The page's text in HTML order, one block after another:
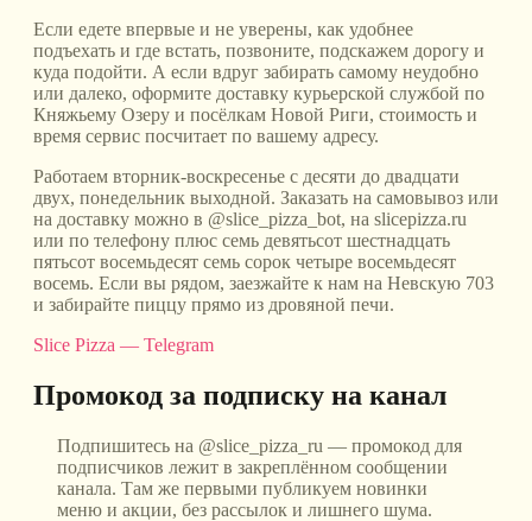
Если едете впервые и не уверены, как удобнее
подъехать и где встать, позвоните, подскажем дорогу и
куда подойти. А если вдруг забирать самому неудобно
или далеко, оформите доставку курьерской службой по
Княжьему Озеру и посёлкам Новой Риги, стоимость и
время сервис посчитает по вашему адресу.
Работаем вторник-воскресенье с десяти до двадцати
двух, понедельник выходной. Заказать на самовывоз или
на доставку можно в @slice_pizza_bot, на slicepizza.ru
или по телефону плюс семь девятьсот шестнадцать
пятьсот восемьдесят семь сорок четыре восемьдесят
восемь. Если вы рядом, заезжайте к нам на Невскую 703
и забирайте пиццу прямо из дровяной печи.
Slice Pizza — Telegram
Промокод за подписку на канал
Подпишитесь на @slice_pizza_ru — промокод для
подписчиков лежит в закреплённом сообщении
канала. Там же первыми публикуем новинки
меню и акции, без рассылок и лишнего шума.